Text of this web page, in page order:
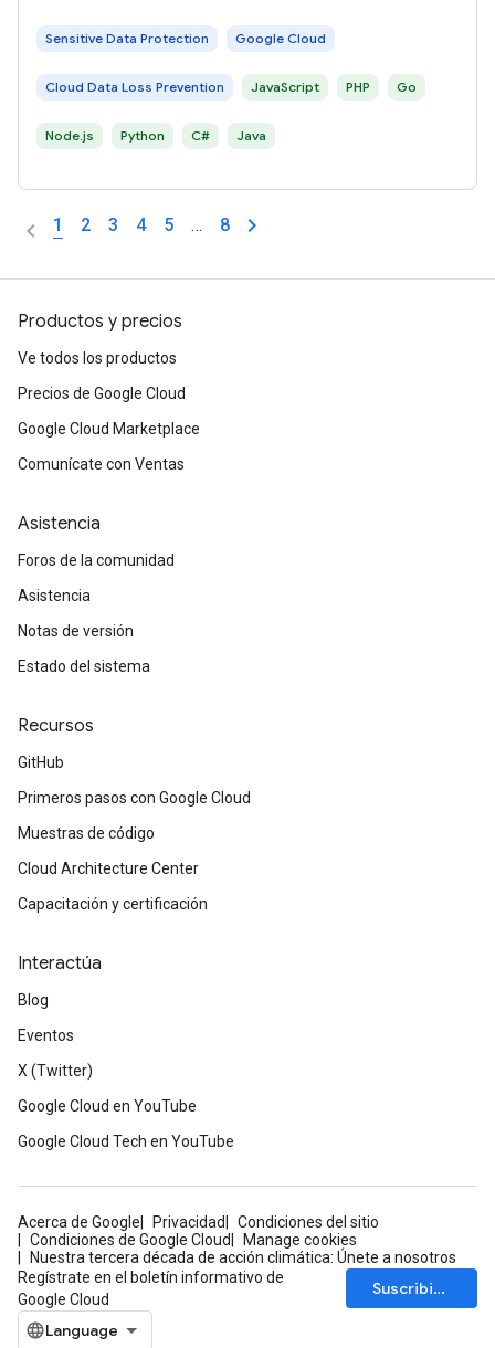
Sensitive Data Protection Google Cloud
Cloud Data Loss Prevention JavaScript PHP Go
Node.js Python C# Java
1 2 3 4 5 … 8
Productos y precios
Ve todos los productos
Precios de Google Cloud
Google Cloud Marketplace
Comunícate con Ventas
Asistencia
Foros de la comunidad
Asistencia
Notas de versión
Estado del sistema
Recursos
GitHub
Primeros pasos con Google Cloud
Muestras de código
Cloud Architecture Center
Capacitación y certificación
Interactúa
Blog
Eventos
X (Twitter)
Google Cloud en YouTube
Google Cloud Tech en YouTube
Acerca de Google Privacidad
Condiciones del sitio
Condiciones de Google Cloud
Manage cookies
Nuestra tercera década de acción climática: Únete a nosotros
Regístrate en el boletín informativo de
Google Cloud
Suscribirse